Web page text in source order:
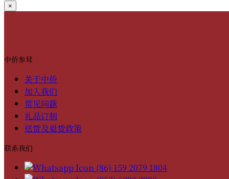
×
中侨参茸
关于中侨
加入我们
常见问题
礼品订制
送货及退货政策
联系我们
(86) 159 2079 1804